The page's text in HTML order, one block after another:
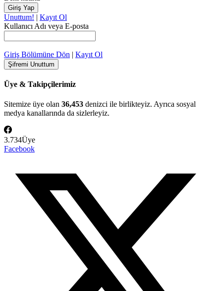
Unuttum! | Kayıt Ol
Kullanıcı Adı veya E-posta
Giriş Bölümüne Dön | Kayıt Ol
Üye & Takipçilerimiz
Sitemize üye olan 36,453 denizci ile birlikteyiz. Ayrıca sosyal
medya kanallarında da sizlerleyiz.
3.734Üye
Facebook